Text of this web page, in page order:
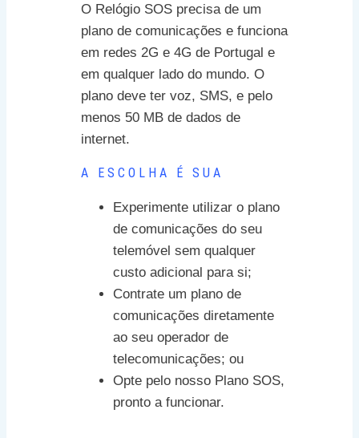
O Relógio SOS precisa de um
plano de comunicações e funciona
em redes 2G e 4G de Portugal e
em qualquer lado do mundo. O
plano deve ter voz, SMS, e pelo
menos 50 MB de dados de
internet.
A ESCOLHA É SUA
Experimente utilizar o plano
de comunicações do seu
telemóvel sem qualquer
custo adicional para si;
Contrate um plano de
comunicações diretamente
ao seu operador de
telecomunicações; ou
Opte pelo nosso Plano SOS,
pronto a funcionar.